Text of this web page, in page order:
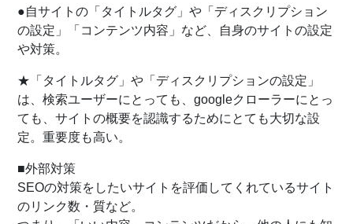
●自サイトの「タイトルタグ」や「ディスクリプション
の設定」「コンテンツ内容」など、自身のサイトの設定
や対策。
★「タイトルタグ」や「ディスクリプションの設定」
は、検索ユーザーにとっても、googleクローラーにとっ
ても、サイトの概要を認識するためにとても大切な設
定。重要度も高い。
■外部対策
SEOの対策をしたいサイトを評価してくれているサイト
のリンク数・質など。